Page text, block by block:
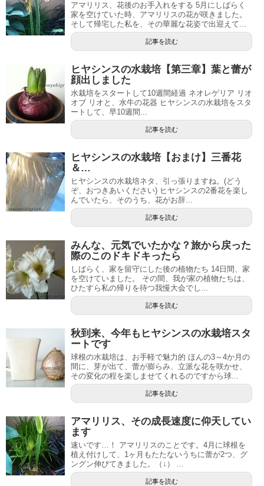
アマリリス、花後のお手入れをする 5月にしばらく
家を空けていた時、アマリリスの花が咲きました。
そして帰宅した私を、その華麗な花姿で出迎えて...
記事を読む
ヒヤシンスの水栽培【第三章】葉と蕾が
顔出しました
水栽培をスタートして10週間経過 ネオレゲリア リオ
オブ リオと、水牛の花器 ヒヤシンスの水栽培をスタ
ートして、早10週間...
記事を読む
ヒヤシンスの水栽培【おまけ】三番花
＆…
ヒヤシンスの水栽培ネタ、引っ張りますね。(どう
ぞ、おつきあいください) ヒヤシンスの2番花を楽し
んでいたら、そのうち、花がお辞...
記事を読む
みんな、元気でいたかな？旅から戻った
際のこのドキドキったら
しばらく、家を留守にした後の植物たち 14日間、家
を空けていました。 その間、我が家の植物たちは、
ひたすら私の帰りを待つ我慢大会でし...
記事を読む
秋到来、今年もヒヤシンスの水栽培スタ
ートです
球根の水栽培は、お手軽で魅力的 ほんの3～4か月の
間に、芽が出て、蕾が膨らみ、立派な花を咲かせ、
その変化の程を楽しませてくれるのですから球...
記事を読む
アマリリス、その成長速度に仰天してい
ます
速いです…！ アマリリスのことです。4月に球根を
植え付けして、1ヶ月もたたないうちに蕾が2つ、グ
ングン伸びてきました。（↓） ...
記事を読む